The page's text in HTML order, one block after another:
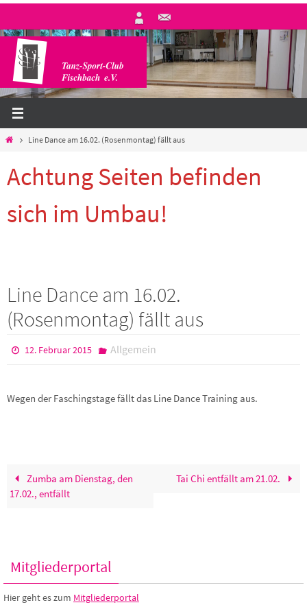
springen
StartLine Dance am 16.02. (Rosenmontag) fällt aus
Achtung Seiten befinden
sich im Umbau!
Line Dance am 16.02.
(Rosenmontag) fällt aus
12. Februar 2015 Allgemein
Wegen der Faschingstage fällt das Line Dance Training aus.
Zumba am Dienstag, den
17.02., entfällt
Tai Chi entfällt am 21.02.
Mitgliederportal
Hier geht es zum Mitgliederportal